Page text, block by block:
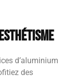
d’aluminium
des